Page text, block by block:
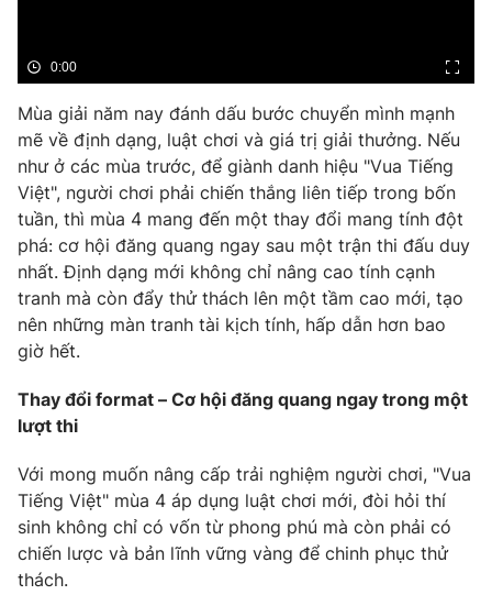
Khán giả
Giải sao mai
Du lịch
Làm đẹp
Chất lượng cuộc sống
Giáo dục
Tuyển sinh
Học trực tuyến
Công nghệ
Hitech Công nghệ tương lai
Sản phẩm
Thị trường
Tư vấn
Giao lưu trực tuyến
Lịch phát sóng
Chuyên mục khác
Emagazine Podcast
Photo Infographic
Video Shorts video
VTV Money
0:00
Mùa giải năm nay đánh dấu bước chuyển mình mạnh
mẽ về định dạng, luật chơi và giá trị giải thưởng. Nếu
như ở các mùa trước, để giành danh hiệu "Vua Tiếng
Việt", người chơi phải chiến thắng liên tiếp trong bốn
tuần, thì mùa 4 mang đến một thay đổi mang tính đột
phá: cơ hội đăng quang ngay sau một trận thi đấu duy
nhất. Định dạng mới không chỉ nâng cao tính cạnh
tranh mà còn đẩy thử thách lên một tầm cao mới, tạo
nên những màn tranh tài kịch tính, hấp dẫn hơn bao
giờ hết.
Thay đổi format – Cơ hội đăng quang ngay trong một
lượt thi
Với mong muốn nâng cấp trải nghiệm người chơi, "Vua
Tiếng Việt" mùa 4 áp dụng luật chơi mới, đòi hỏi thí
sinh không chỉ có vốn từ phong phú mà còn phải có
chiến lược và bản lĩnh vững vàng để chinh phục thử
thách.